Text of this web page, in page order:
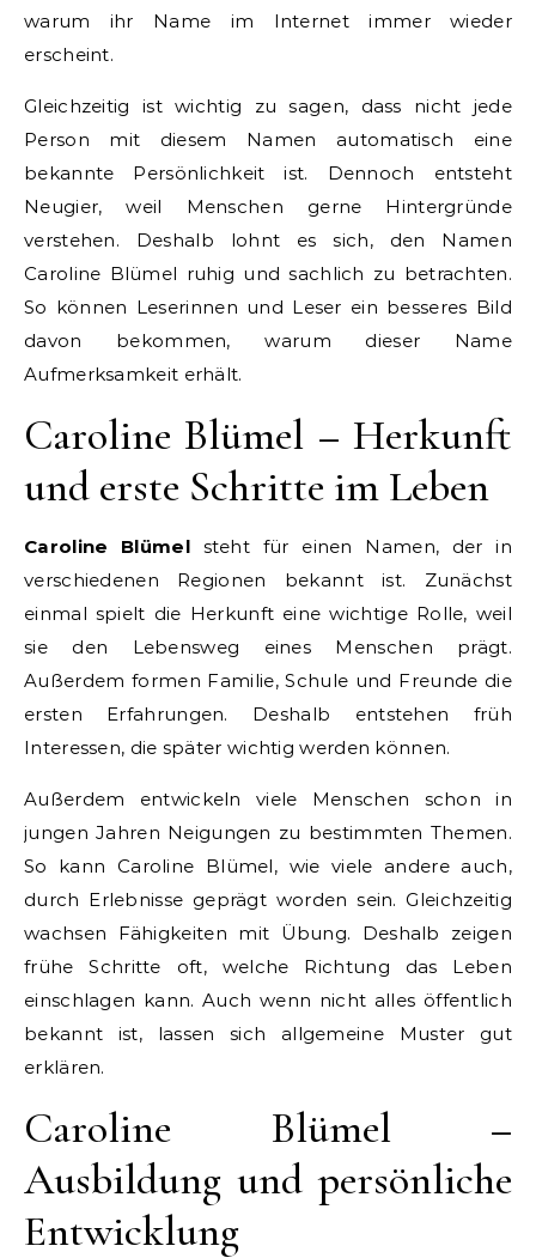
warum ihr Name im Internet immer wieder
erscheint.
Gleichzeitig ist wichtig zu sagen, dass nicht jede
Person mit diesem Namen automatisch eine
bekannte Persönlichkeit ist. Dennoch entsteht
Neugier, weil Menschen gerne Hintergründe
verstehen. Deshalb lohnt es sich, den Namen
Caroline Blümel ruhig und sachlich zu betrachten.
So können Leserinnen und Leser ein besseres Bild
davon bekommen, warum dieser Name
Aufmerksamkeit erhält.
Caroline Blümel – Herkunft
und erste Schritte im Leben
Caroline Blümelsteht für einen Namen, der in
verschiedenen Regionen bekannt ist. Zunächst
einmal spielt die Herkunft eine wichtige Rolle, weil
sie den Lebensweg eines Menschen prägt.
Außerdem formen Familie, Schule und Freunde die
ersten Erfahrungen. Deshalb entstehen früh
Interessen, die später wichtig werden können.
Außerdem entwickeln viele Menschen schon in
jungen Jahren Neigungen zu bestimmten Themen.
So kann Caroline Blümel, wie viele andere auch,
durch Erlebnisse geprägt worden sein. Gleichzeitig
wachsen Fähigkeiten mit Übung. Deshalb zeigen
frühe Schritte oft, welche Richtung das Leben
einschlagen kann. Auch wenn nicht alles öffentlich
bekannt ist, lassen sich allgemeine Muster gut
erklären.
Caroline Blümel –
Ausbildung und persönliche
Entwicklung